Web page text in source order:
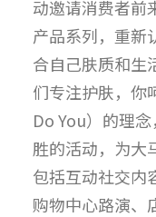
动邀请消费者前
产品系列，重新
合自己肤质和
们专注护肤，你
Do You）的理
胜的活动，为大
包括互动社交内
购物中心路演、